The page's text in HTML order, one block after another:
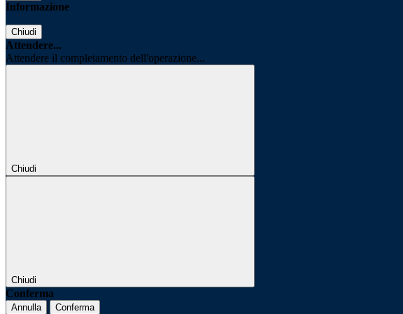
Informazione
Chiudi
Attendere...
Attendere il completamento dell'operazione...
Chiudi
Chiudi
Conferma
Annulla Conferma